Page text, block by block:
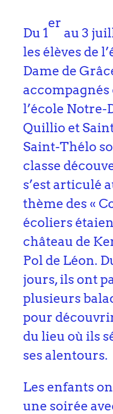
Du 1
er
au 3
les élèves de
Dame de
accompagnés
l’école Notre-
Quillio et
Saint-Thélo
classe
s’est articulé
thème des «
écoliers
château de
Pol de Léon.
jours, ils ont
plusieurs
pour
du lieu où ils
ses alentours.
Les enfants
une soirée